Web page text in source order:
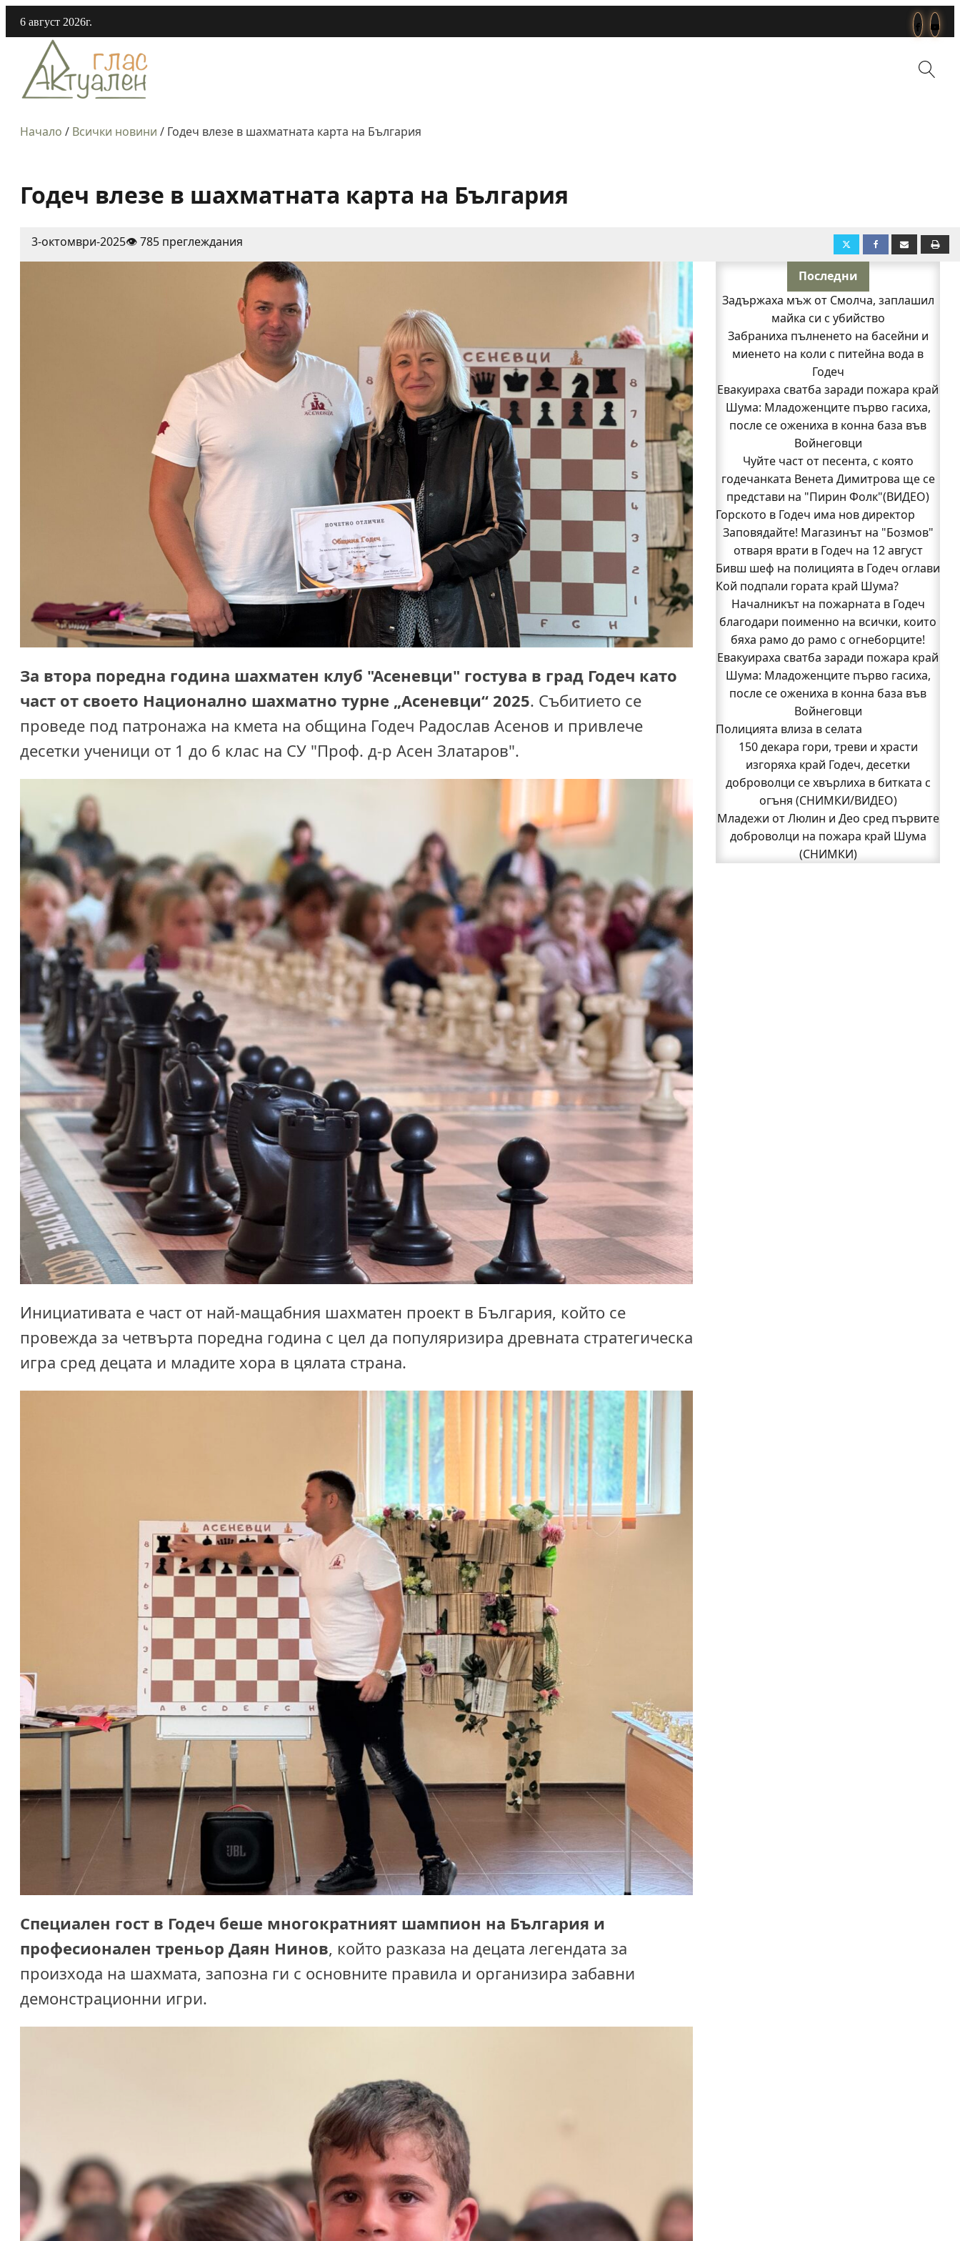
6 август 2026г.
Начало / Всички новини / Годеч влезе в шахматната карта на България
Годеч влезе в шахматната карта на България
3-октомври-2025👁️ 785 преглеждания
За втора поредна година шахматен клуб "Асеневци" гостува в град Годеч като
част от своето Национално шахматно турне „Асеневци“ 2025. Събитието се
проведе под патронажа на кмета на община Годеч Радослав Асенов и привлече
десетки ученици от 1 до 6 клас на СУ "Проф. д-р Асен Златаров".
Инициативата е част от най-мащабния шахматен проект в България, който се
провежда за четвърта поредна година с цел да популяризира древната стратегическа
игра сред децата и младите хора в цялата страна.
Специален гост в Годеч беше многократният шампион на България и
професионален треньор Даян Нинов, който разказа на децата легендата за
произхода на шахмата, запозна ги с основните правила и организира забавни
демонстрационни игри.
Последни
Задържаха мъж от Смолча, заплашил
майка си с убийство
Забраниха пълненето на басейни и
миенето на коли с питейна вода в
Годеч
Евакуираха сватба заради пожара край
Шума: Младоженците първо гасиха,
после се ожениха в конна база във
Войнеговци
Чуйте част от песента, с която
годечанката Венета Димитрова ще се
представи на "Пирин Фолк"(ВИДЕО)
Горското в Годеч има нов директор
Заповядайте! Магазинът на "Бозмов"
отваря врати в Годеч на 12 август
Бивш шеф на полицията в Годеч оглави
ОДМВР-Видин
Кой подпали гората край Шума?
Младежи от Люлин и Део сред първите
доброволци на пожара край Шума
(СНИМКИ)
Началникът на пожарната в Годеч
благодари поименно на всички, които
бяха рамо до рамо с огнеборците!
150 декара гори, треви и храсти
изгоряха край Годеч, десетки
доброволци се хвърлиха в битката с
огъня (СНИМКИ/ВИДЕО)
Полицията влиза в селата
Възможни са прекъсвания на тока утре
в части от община Годеч
Какво накара Яна и Станимир да
Кой подпали гората край Шума?
Началникът на пожарната в Годеч
благодари поименно на всички, които
бяха рамо до рамо с огнеборците!
Евакуираха сватба заради пожара край
Шума: Младоженците първо гасиха,
после се ожениха в конна база във
Войнеговци
Полицията влиза в селата
150 декара гори, треви и храсти
изгоряха край Годеч, десетки
доброволци се хвърлиха в битката с
огъня (СНИМКИ/ВИДЕО)
Младежи от Люлин и Део сред първите
доброволци на пожара край Шума
(СНИМКИ)